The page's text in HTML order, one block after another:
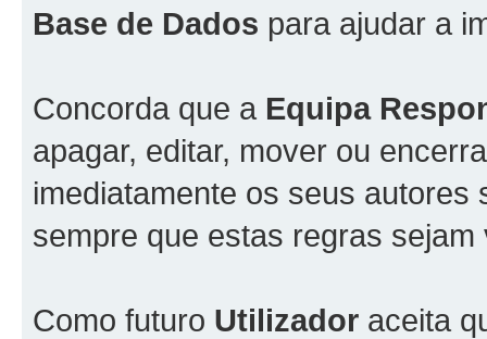
Base de Dados para ajudar a
Concorda que a Equipa
apagar, editar, mover ou
imediatamente os seus
sempre que estas regras sejam
Como futuro Utilizador aceita